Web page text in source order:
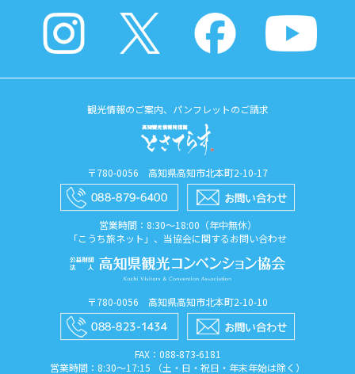
観光情報のご案内、パンフレットのご請求
〒780-0056 高知県高知市北本町2-10-17
営業時間：8:30〜18:00（年中無休）
「こうち旅ネット」、当協会に関するお問い合わせ
〒780-0056 高知県高知市北本町2-10-10
FAX：088​-873​-6181
営業時間：8:30〜17:15 （土・日・祝日・年末年始は除く）